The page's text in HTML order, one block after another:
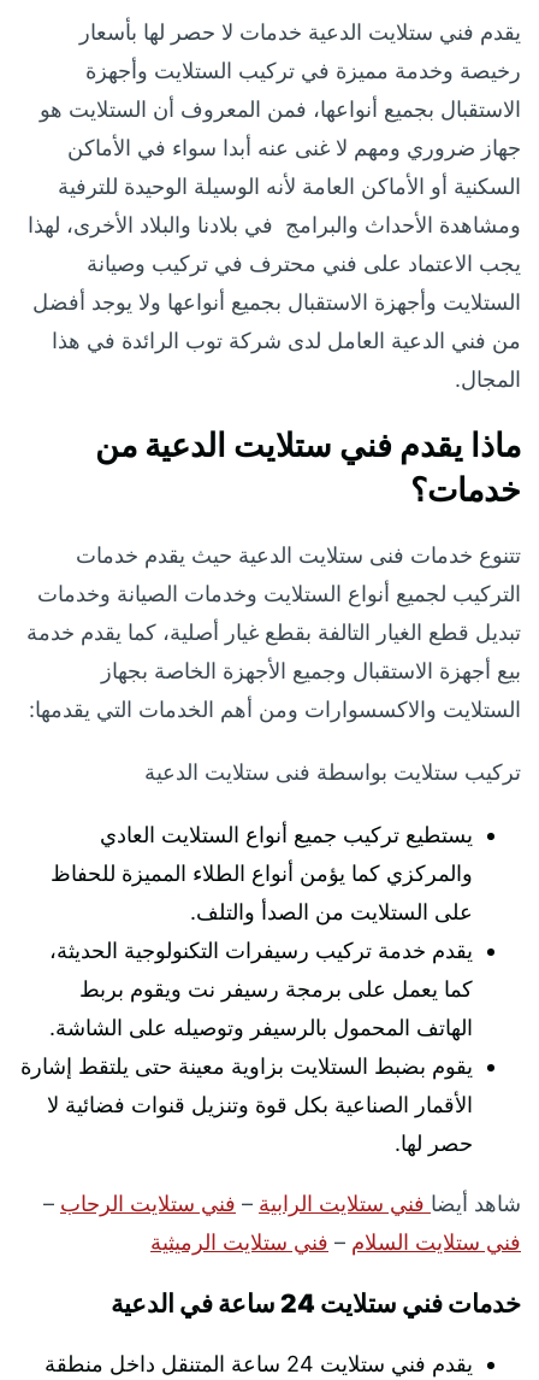
يقدم فني ستلايت الدعية خدمات لا حصر لها بأسعار
رخيصة وخدمة مميزة في تركيب الستلايت وأجهزة
الاستقبال بجميع أنواعها، فمن المعروف أن الستلايت هو
جهاز ضروري ومهم لا غنى عنه أبدا سواء في الأماكن
السكنية أو الأماكن العامة لأنه الوسيلة الوحيدة للترفية
ومشاهدة الأحداث والبرامج في بلادنا والبلاد الأخرى، لهذا
يجب الاعتماد على فني محترف في تركيب وصيانة
الستلايت وأجهزة الاستقبال بجميع أنواعها ولا يوجد أفضل
من فني الدعية العامل لدى شركة توب الرائدة في هذا
المجال.
ماذا يقدم فني ستلايت الدعية من
خدمات؟
تتنوع خدمات فنى ستلايت الدعية حيث يقدم خدمات
التركيب لجميع أنواع الستلايت وخدمات الصيانة وخدمات
تبديل قطع الغيار التالفة بقطع غيار أصلية، كما يقدم خدمة
بيع أجهزة الاستقبال وجميع الأجهزة الخاصة بجهاز
الستلايت والاكسسوارات ومن أهم الخدمات التي يقدمها:
تركيب ستلايت بواسطة فنى ستلايت الدعية
يستطيع تركيب جميع أنواع الستلايت العادي
والمركزي كما يؤمن أنواع الطلاء المميزة للحفاظ
على الستلايت من الصدأ والتلف.
يقدم خدمة تركيب رسيفرات التكنولوجية الحديثة،
كما يعمل على برمجة رسيفر نت ويقوم بربط
الهاتف المحمول بالرسيفر وتوصيله على الشاشة.
يقوم بضبط الستلايت بزاوية معينة حتى يلتقط إشارة
الأقمار الصناعية بكل قوة وتنزيل قنوات فضائية لا
حصر لها.
شاهد أيضا فني ستلايت الرابية – فني ستلايت الرحاب –
فني ستلايت السلام – فني ستلايت الرميثية
خدمات فني ستلايت 24 ساعة في الدعية
يقدم فني ستلايت 24 ساعة المتنقل داخل منطقة